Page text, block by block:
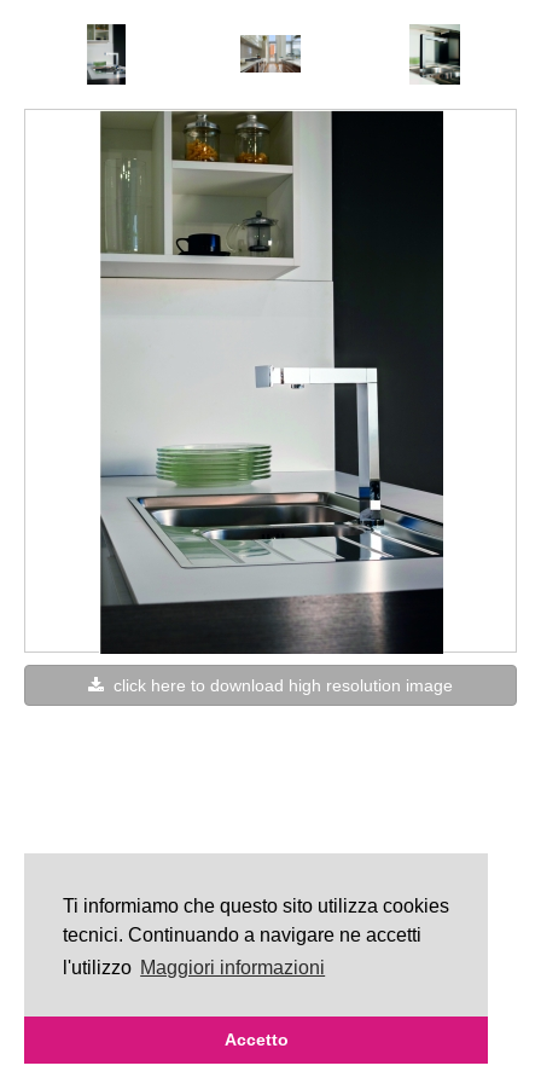
Ti informiamo che questo sito utilizza cookies
tecnici. Continuando a navigare ne accetti
l'utilizzo Maggiori informazioni
Accetto
click here to download high resolution image